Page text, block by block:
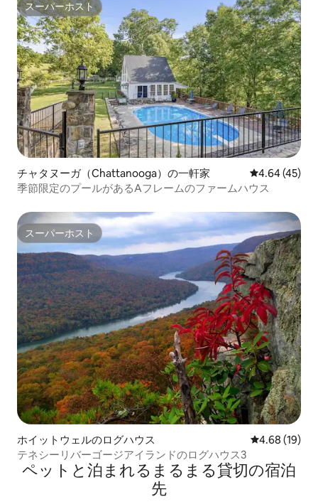
スーパーホスト
スーパーホスト
チャタヌーガ（Chattanooga）の一軒家 レビュー45
4.64 (45)
季節限定のプールがあるAフレームのファームハウス
スーパーホスト
スーパーホスト
ホイットウェルのログハウス レビュー19
4.68 (19)
テネシーリバーゴージアイランドのログハウス3
ペットと泊まれるまるまる貸切の宿泊
先